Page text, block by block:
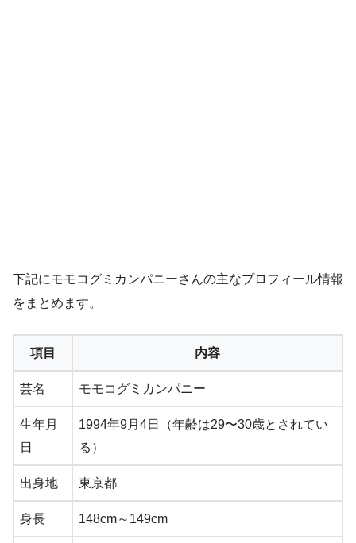
下記にモモコグミカンパニーさんの主なプロフィール情報
をまとめます。
項目 内容
芸名 モモコグミカンパニー
生年月
日
1994年9月4日（年齢は29〜30歳とされてい
る）
出身地 東京都
身長 148cm～149cm